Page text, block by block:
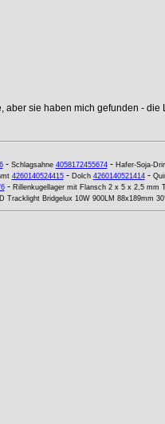
sie haben mich gefunden - die
- Schlagsahne 4058172455674- Hafer-Soja-
4260140524415- Dolch 4260140521414-
- Rillenkugellager mit Flansch 2 x 5 x 2,5 mm
Tracklight Bridgelux 10W 900LM 88x189mm